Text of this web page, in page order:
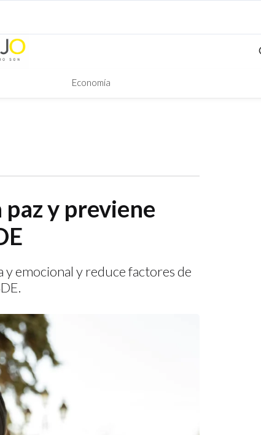
Economía
y previene
emocional y reduce factores de